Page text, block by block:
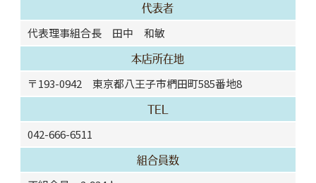
代表者
代表理事組合長 田中 和敏
本店所在地
〒193-0942 東京都八王子市椚田町585番地8
TEL
042-666-6511
組合員数